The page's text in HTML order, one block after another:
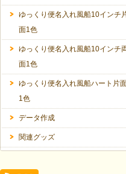
ゆっくり便名入れ風船10インチ
面1色
ゆっくり便名入れ風船10インチ
面1色
ゆっくり便名入れ風船ハート片
1色
データ作成
関連グッズ